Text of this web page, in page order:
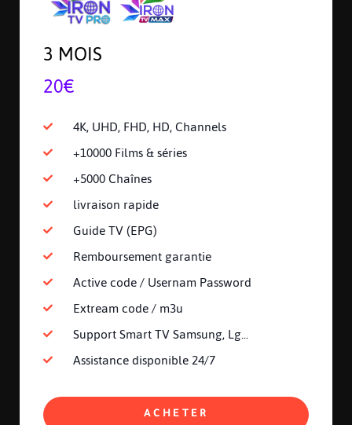
3 MOIS
20€
4K, UHD, FHD, HD, Channels
+10000 Films & séries
+5000 Chaînes
livraison rapide
Guide TV (EPG)
Remboursement garantie
Active code / Usernam Password
Extream code / m3u
Support Smart TV Samsung, Lg...
Assistance disponible 24/7
ACHETER